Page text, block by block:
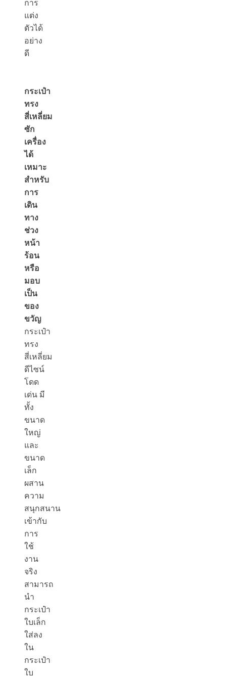
การ
แต่ง
ตัวได้
อย่าง
ดี
กระเป๋า
ทรง
สี่เหลี่ยม
ซัก
เครื่อง
ได้
เหมาะ
สำหรับ
การ
เดิน
ทาง
ช่วง
หน้า
ร้อน
หรือ
มอบ
เป็น
ของ
ขวัญ
กระเป๋า
ทรง
สี่เหลี่ยม
ดีไซน์
โดด
เด่น มี
ทั้ง
ขนาด
ใหญ่
และ
ขนาด
เล็ก
ผสาน
ความ
สนุกสนาน
เข้ากับ
การ
ใช้
งาน
จริง
สามารถ
นำ
กระเป๋า
ใบเล็ก
ใส่ลง
ใน
กระเป๋า
ใบ